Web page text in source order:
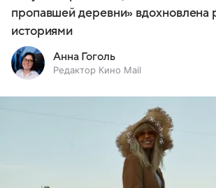
пропавшей деревни» вдохновлена
историями
Анна Гоголь
Редактор Кино Mail